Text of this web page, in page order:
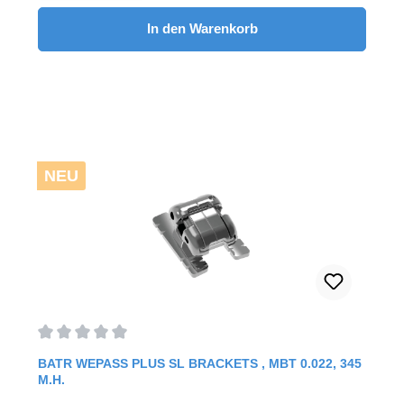
Kontrolle während der Behandlung. Sie zeichnen sich
durch ein einzigartiges Vier-Bein-Design aus. Durch
Biegen oder Kürzen dieser Beine können
Kieferorthopäden jedes Bracket individuell anpassen und
Rotationsoptionen bietet, ermöglicht BaTR
Kieferorthopäden ein Höchstmaß an Flexibilität und
Kontrolle.Vorteile: verbesserte Präzision und individuelle
Anpassungverbesserte Behandlungseffizienzverbesserte
Haltbarkeit und Komfort optimierte
Behandlungsergebnisse20 Stück / Fall
In den Warenkorb
NEU
BATR WEPASS PLUS SL BRACKETS , MBT 0.022, 345
M.H.